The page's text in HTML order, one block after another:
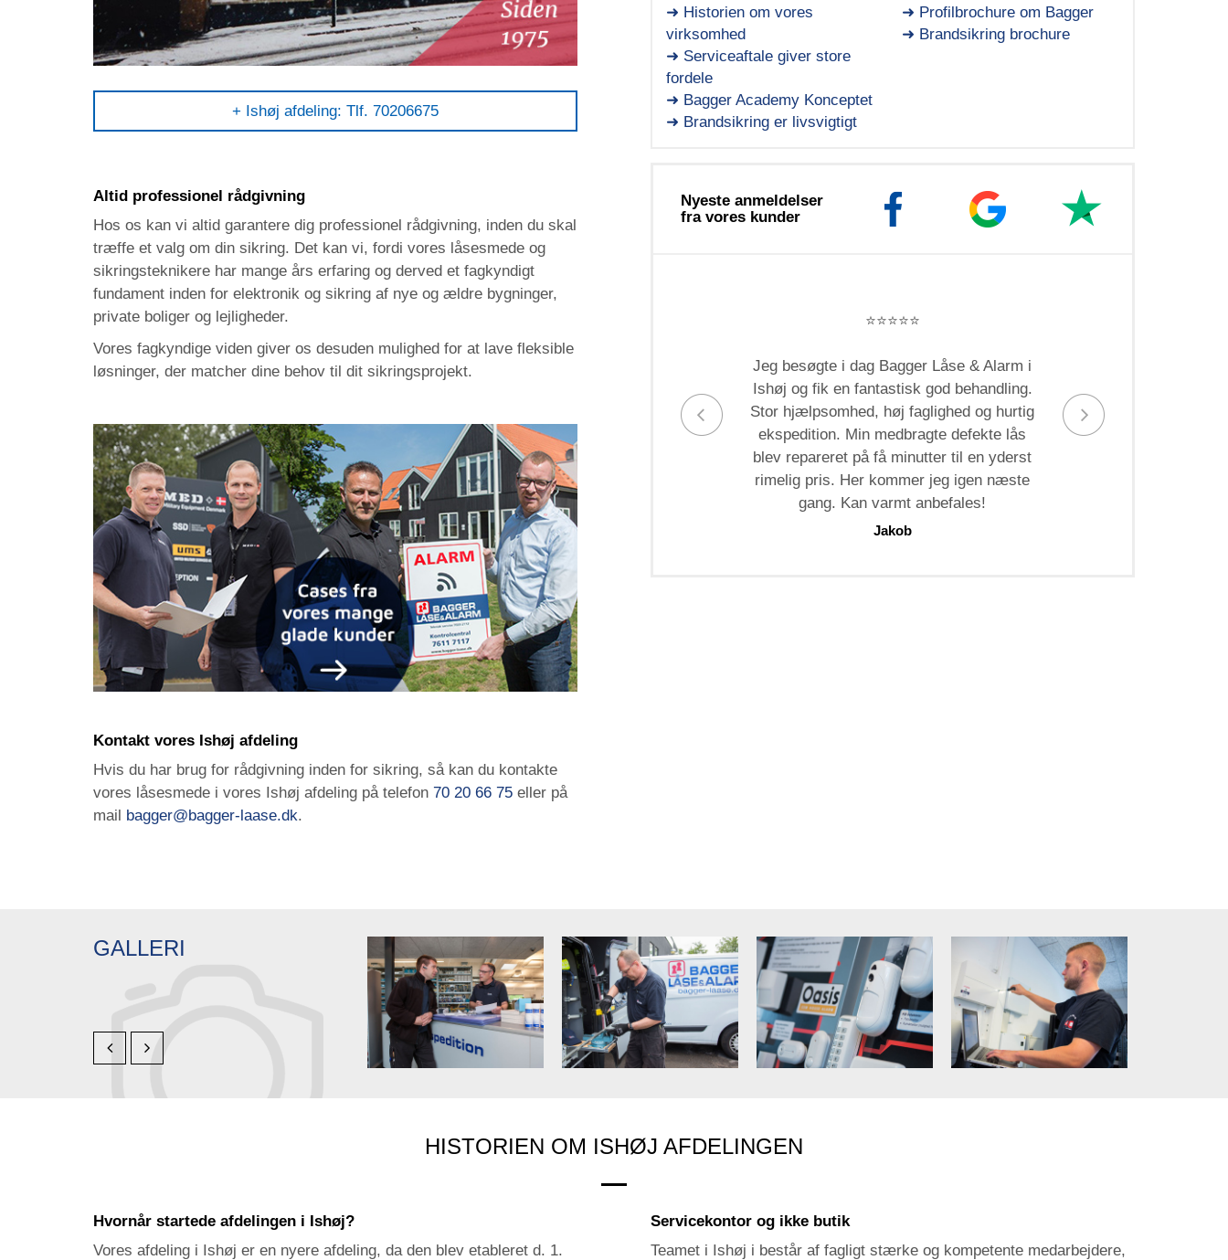
+ Ishøj afdeling: Tlf. 70206675
Altid professionel rådgivning
Hos os kan vi altid garantere dig professionel rådgivning, inden du skal
træffe et valg om din sikring. Det kan vi, fordi vores låsesmede og
sikringsteknikere har mange års erfaring og derved et fagkyndigt
fundament inden for elektronik og sikring af nye og ældre bygninger,
private boliger og lejligheder.
Vores fagkyndige viden giver os desuden mulighed for at lave fleksible
løsninger, der matcher dine behov til dit sikringsprojekt.
Kontakt vores Ishøj afdeling
Hvis du har brug for rådgivning inden for sikring, så kan du kontakte
vores låsesmede i vores Ishøj afdeling på telefon 70 20 66 75 eller på
mail bagger@bagger-laase.dk.
➜ Historien om vores
virksomhed
➜ Serviceaftale giver store
fordele
➜ Bagger Academy Konceptet
➜ Brandsikring er livsvigtigt
➜ Profilbrochure om Bagger
➜ Brandsikring brochure
Nyeste anmeldelser
fra vores kunder
⭐️⭐️⭐️⭐️⭐️
Jeg besøgte i dag Bagger Låse & Alarm i
Ishøj og fik en fantastisk god behandling.
Stor hjælpsomhed, høj faglighed og hurtig
ekspedition. Min medbragte defekte lås
blev repareret på få minutter til en yderst
rimelig pris. Her kommer jeg igen næste
gang. Kan varmt anbefales!
Jakob
GALLERI
HISTORIEN OM ISHØJ AFDELINGEN
Hvornår startede afdelingen i Ishøj?
Vores afdeling i Ishøj er en nyere afdeling, da den blev etableret d. 1.
Servicekontor og ikke butik
Teamet i Ishøj i består af fagligt stærke og kompetente medarbejdere,